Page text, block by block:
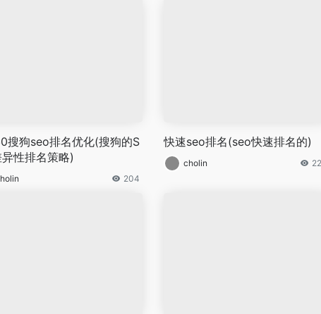
搜狗seo排名优化(搜狗的S
异性排名策略)
204
快速seo排名(seo快速排名的)
cholin